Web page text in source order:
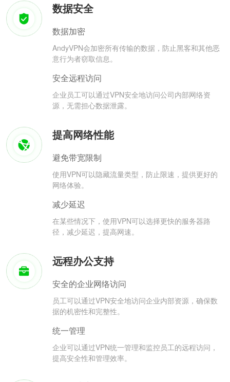
数据安全
数据加密
AndyVPN会加密所有传输的数据，防止黑客和其他恶
意行为者窃取信息。
安全远程访问
企业员工可以通过VPN安全地访问公司内部网络资
源，无需担心数据泄露。
提高网络性能
避免带宽限制
使用VPN可以隐藏流量类型，防止限速，提供更好的
网络体验。
减少延迟
在某些情况下，使用VPN可以选择更快的服务器路
径，减少延迟，提高网速。
远程办公支持
安全的企业网络访问
员工可以通过VPN安全地访问企业内部资源，确保数
据的机密性和完整性。
统一管理
企业可以通过VPN统一管理和监控员工的远程访问，
提高安全性和管理效率。